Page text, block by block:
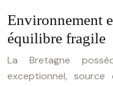
Environnement
équilibre fragile
La Bretagne
exceptionnel,